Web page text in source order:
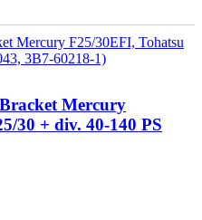
Mercury
30 + div. 40-140 PS